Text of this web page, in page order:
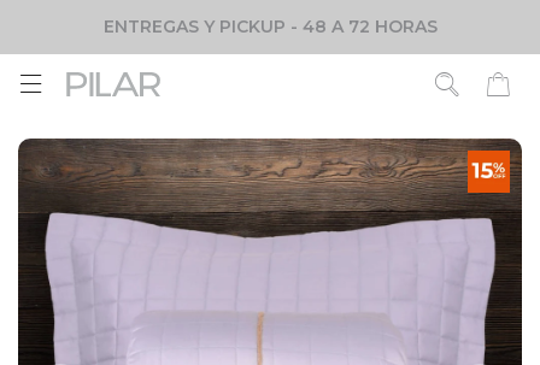
ENTREGAS Y PICKUP - 48 A 72 HORAS
